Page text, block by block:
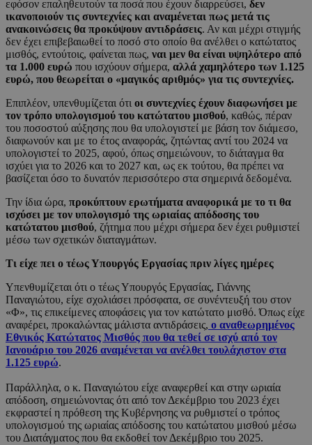
εφόσον επαληθευτούν τα ποσά που έχουν διαρρεύσει, δεν
ικανοποιούν τις συντεχνίες και αναμένεται πως μετά τις
ανακοινώσεις θα προκύψουν αντιδράσεις. Αν και μέχρι στιγμής
δεν έχει επιβεβαιωθεί το ποσό στο οποίο θα ανέλθει ο κατώτατος
μισθός, εντούτοις, φαίνεται πως, ναι μεν θα είναι υψηλότερο από
τα 1.000 ευρώ που ισχύουν σήμερα, αλλά χαμηλότερο των 1.125
ευρώ, που θεωρείται ο «μαγικός αριθμός» για τις συντεχνίες.
Επιπλέον, υπενθυμίζεται ότι οι συντεχνίες έχουν διαφωνήσει με
τον τρόπο υπολογισμού του κατώτατου μισθού, καθώς, πέραν
του ποσοστού αύξησης που θα υπολογιστεί με βάση τον διάμεσο,
διαφωνούν και με το έτος αναφοράς, ζητώντας αντί του 2024 να
υπολογιστεί το 2025, αφού, όπως σημειώνουν, το διάταγμα θα
ισχύει για το 2026 και το 2027 και, ως εκ τούτου, θα πρέπει να
βασίζεται όσο το δυνατόν περισσότερο στα σημερινά δεδομένα.
Την ίδια ώρα, προκύπτουν ερωτήματα αναφορικά με το τι θα
ισχύσει με τον υπολογισμό της ωριαίας απόδοσης του
κατώτατου μισθού, ζήτημα που μέχρι σήμερα δεν έχει ρυθμιστεί
μέσω των σχετικών διαταγμάτων.
Τι είχε πει ο τέως Υπουργός Εργασίας πριν λίγες ημέρες
Υπενθυμίζεται ότι ο τέως Υπουργός Εργασίας, Γιάννης
Παναγιώτου, είχε σχολιάσει πρόσφατα, σε συνέντευξή του στον
«Φ», τις επικείμενες αποφάσεις για τον κατώτατο μισθό. Όπως είχε
αναφέρει, προκαλώντας μάλιστα αντιδράσεις, ο αναθεωρημένος
Εθνικός Κατώτατος Μισθός που θα τεθεί σε ισχύ από τον
Ιανουάριο του 2026 αναμένεται να ανέλθει τουλάχιστον στα
1.125 ευρώ.
Παράλληλα, ο κ. Παναγιώτου είχε αναφερθεί και στην ωριαία
απόδοση, σημειώνοντας ότι από τον Δεκέμβριο του 2023 έχει
εκφραστεί η πρόθεση της Κυβέρνησης να ρυθμιστεί ο τρόπος
υπολογισμού της ωριαίας απόδοσης του κατώτατου μισθού μέσω
του Διατάγματος που θα εκδοθεί τον Δεκέμβριο του 2025.